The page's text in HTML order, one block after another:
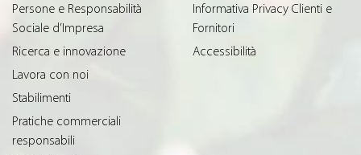
Persone e Responsabilità
Sociale d’Impresa
Ricerca e innovazione
Lavora con noi
Stabilimenti
Pratiche commerciali
responsabili
Informativa Privacy Clienti e
Fornitori
Accessibilità